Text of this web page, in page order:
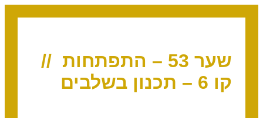
שער 53 – התפתחות //
קו 6 – תכנון בשלבים